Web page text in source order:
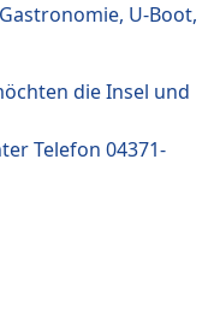
U-Boot,
die Insel und
Telefon 04371-